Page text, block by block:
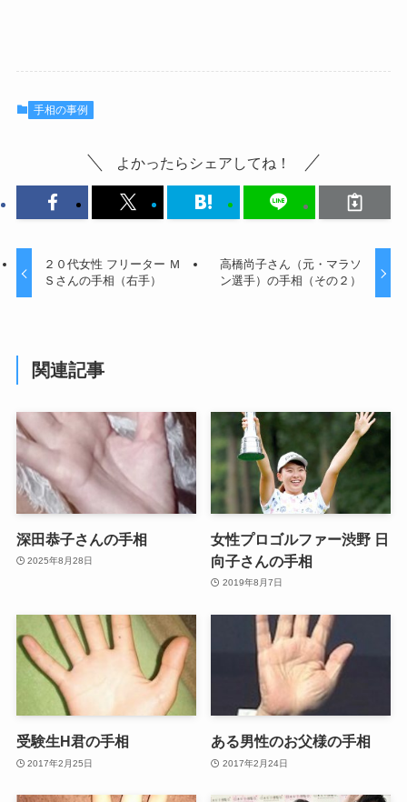
手相の事例
よかったらシェアしてね！
２０代女性 フリーター Ｍ
Ｓさんの手相（右手）
高橋尚子さん（元・マラソ
ン選手）の手相（その２）
関連記事
深田恭子さんの手相
2025年8月28日
女性プロゴルファー渋野 日
向子さんの手相
2019年8月7日
受験生H君の手相
2017年2月25日
ある男性のお父様の手相
2017年2月24日